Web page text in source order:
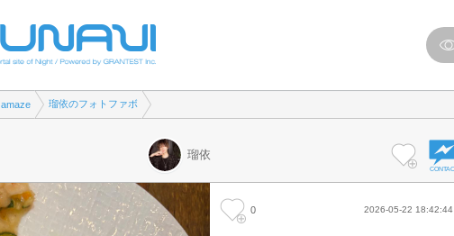
amaze 瑠依のフォトファボ
瑠依
0 2026-05-22 18:42:44